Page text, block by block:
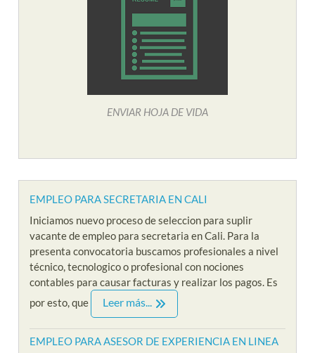
ENVIAR HOJA DE VIDA
EMPLEO PARA SECRETARIA EN CALI
Iniciamos nuevo proceso de seleccion para suplir
vacante de empleo para secretaria en Cali. Para la
presenta convocatoria buscamos profesionales a nivel
técnico, tecnologico o profesional con nociones
contables para causar facturas y realizar los pagos. Es
por esto, que
Leer más...
EMPLEO PARA ASESOR DE EXPERIENCIA EN LINEA